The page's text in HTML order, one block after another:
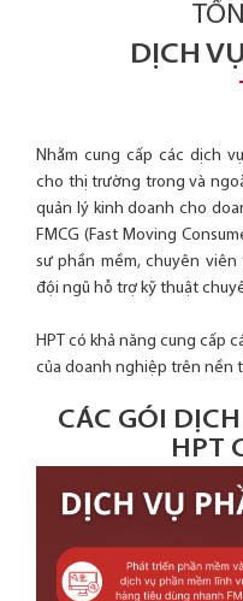
DỊCH
Nhằm cung cấp các dịch
cho thị trường trong và
quản lý kinh doanh cho
FMCG (Fast Moving
sư phần mềm, chuyên
đội ngũ hỗ trợ kỹ thuật
HPT có khả năng cung cấp
của doanh nghiệp trên nền
CÁC GÓI
HPT